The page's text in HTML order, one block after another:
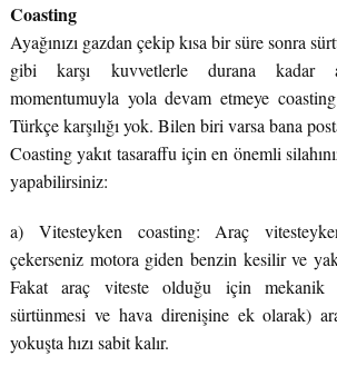
Coasting
Ayağınızı gazdan çekip kısa bir süre sonra
gibi karşı kuvvetlerle durana kadar
momentumuyla yola devam etmeye
Türkçe karşılığı yok. Bilen biri varsa bana
Coasting yakıt tasaraffu için en önemli
yapabilirsiniz:
a) Vitesteyken coasting: Araç
çekerseniz motora giden benzin kesilir ve
Fakat araç viteste olduğu için mekanik
sürtünmesi ve hava direnişine ek olarak)
yokuşta hızı sabit kalır.